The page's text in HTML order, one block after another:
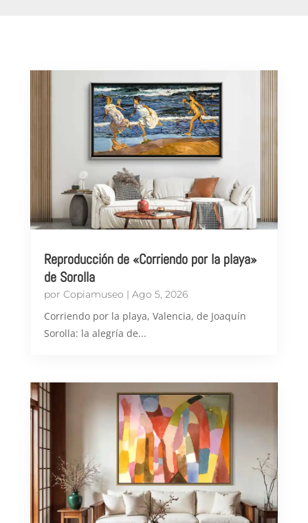
Reproducción de «Corriendo por la playa»
de Sorolla
por Copiamuseo | Ago 5, 2026
Corriendo por la playa, Valencia, de Joaquín
Sorolla: la alegría de...